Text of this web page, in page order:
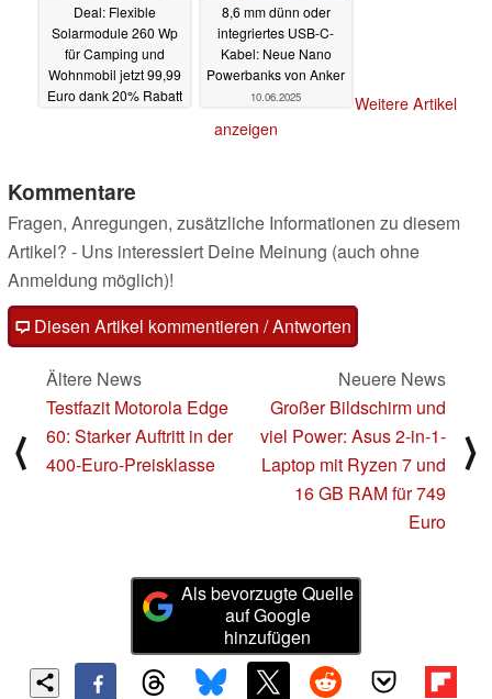
Deal: Flexible
Solarmodule 260 Wp
für Camping und
Wohnmobil jetzt 99,99
Euro dank 20% Rabatt
8,6 mm dünn oder
integriertes USB-C-
Kabel: Neue Nano
Powerbanks von Anker
10.06.2025
Weitere Artikel
anzeigen
Kommentare
Fragen, Anregungen, zusätzliche Informationen zu diesem
Artikel? - Uns interessiert Deine Meinung (auch ohne
Anmeldung möglich)!
Diesen Artikel kommentieren / Antworten
⟨
Ältere News
Testfazit Motorola Edge
60: Starker Auftritt in der
400-Euro-Preisklasse
Neuere News
Großer Bildschirm und
viel Power: Asus 2-in-1-
Laptop mit Ryzen 7 und
16 GB RAM für 749
Euro
⟩
Als bevorzugte Quelle
auf Google
hinzufügen